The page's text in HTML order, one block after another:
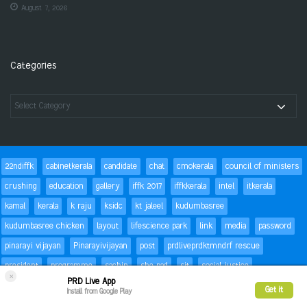
×
PRD Live App
Install from Google Play Get it
August 7, 2026
Categories
22ndiffk cabinetkerala candidate chat cmokerala
council of ministers
crushing
education gallery iffk 2017 iffkkerala intel
itkerala
kamal
kerala k raju ksidc kt jaleel
kudumbasree
kudumbasree chicken
layout lifescience park link media
password
pinarayi vijayan
Pinarayivijayan post
prdliveprdktmndrf rescue
president
programme sachin she pad sit
social justice
status Success
trackbacks